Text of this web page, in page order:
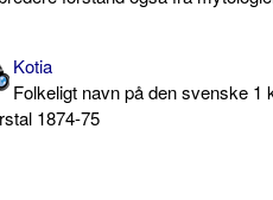
Kotia
Folkeligt navn på den svenske 1
1874-75